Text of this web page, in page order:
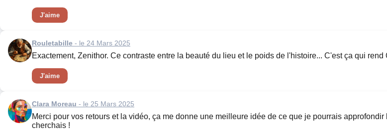
J'aime
Rouletabille - le 24 Mars 2025
Exactement, Zenithor. Ce contraste entre la beauté du lieu et le poids de l'histoire... C'est ça qui
J'aime
Clara Moreau - le 25 Mars 2025
Merci pour vos retours et la vidéo, ça me donne une meilleure idée de ce que je pourrais
cherchais !